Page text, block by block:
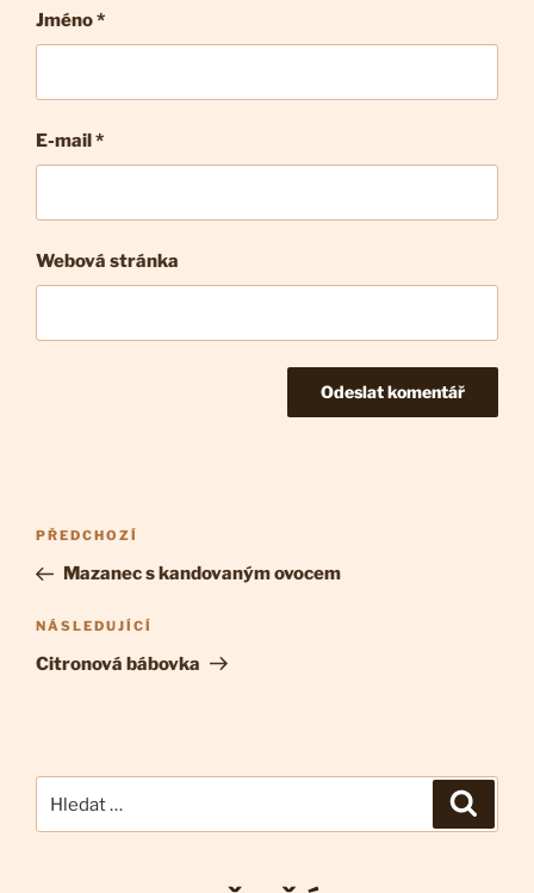
Jméno *
E-mail*
Webová stránka
Navigace
pro
příspěvek
Předchozí
příspěvek
PŘEDCHOZÍ
Mazanec s kandovaným ovocem
Následující
příspěvek
NÁSLEDUJÍCÍ
Citronová bábovka